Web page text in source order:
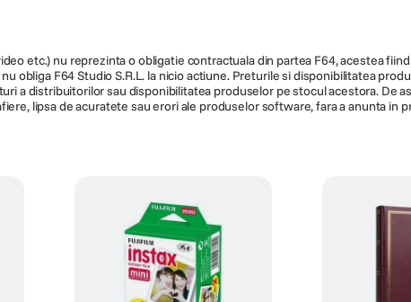
etc.) nu reprezinta o obligatie contractuala din partea F64, acestea
obliga F64 Studio S.R.L. la nicio actiune. Preturile si disponibilitatea
a distribuitorilor sau disponibilitatea produselor pe stocul acestora. De
lipsa de acuratete sau erori ale produselor software, fara a anunta in